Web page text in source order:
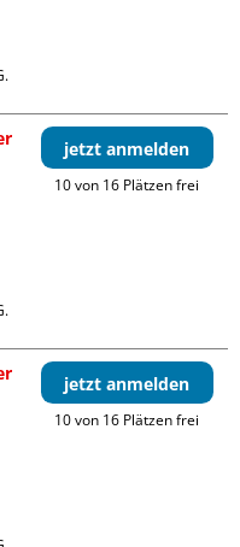
jetzt anmelden
10 von 16 Plätzen frei
jetzt anmelden
10 von 16 Plätzen frei